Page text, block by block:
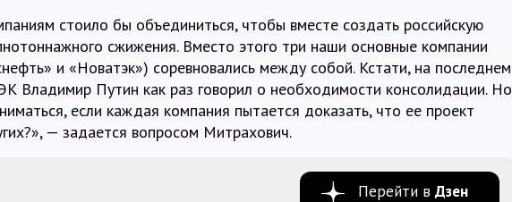
стоило бы объединиться, чтобы вместе создать российскую
сжижения. Вместо этого три наши основные компании
и «Новатэк») соревновались между собой. Кстати, на последнем
Владимир Путин как раз говорил о необходимости консолидации. Но
если каждая компания пытается доказать, что ее проект
— задается вопросом Митрахович.
Перейти в Дзен